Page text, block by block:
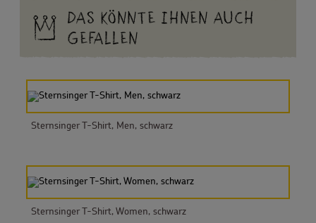
DAS KÖNNTE IHNEN AUCH
GEFALLEN
Sternsinger T-Shirt, Men, schwarz
Sternsinger T-Shirt, Women, schwarz